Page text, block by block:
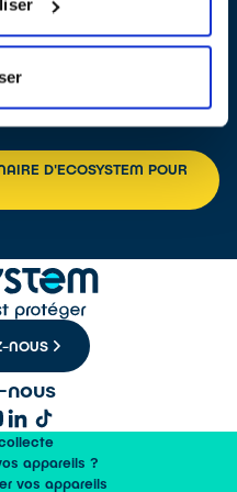
serait un plus pour moi
Tout se passe bien et c'est
D'ECOSYSTEM POUR
NOUS
appareils ?
vos appareils